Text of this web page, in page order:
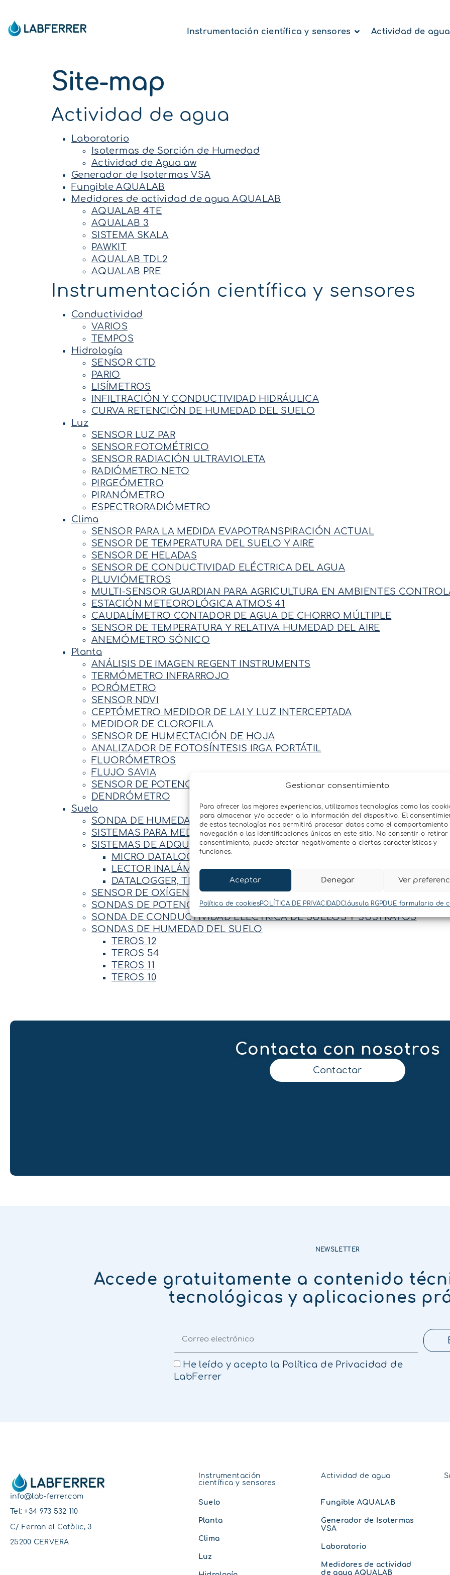
Gestionar consentimiento
Para ofrecer las mejores experiencias, utilizamos tecnologías como las
para almacenar y/o acceder a la información del dispositivo. El
de estas tecnologías nos permitirá procesar datos como el comportamiento
navegación o las identificaciones únicas en este sitio. No consentir o retirar
consentimiento, puede afectar negativamente a ciertas características y
funciones.
Aceptar Denegar Ver
Política de cookiesPOLÍTICA DE PRIVACIDADCláusula RGPDUE formulario de
Instrumentación científica y sensores Actividad de agua
Site-map
Actividad de agua
Laboratorio
Isotermas de Sorción de Humedad
Actividad de Agua aw
Generador de Isotermas VSA
Fungible AQUALAB
Medidores de actividad de agua AQUALAB
AQUALAB 4TE
AQUALAB 3
SISTEMA SKALA
PAWKIT
AQUALAB TDL2
AQUALAB PRE
Instrumentación científica y sensores
Conductividad
VARIOS
TEMPOS
Hidrología
SENSOR CTD
PARIO
LISÍMETROS
INFILTRACIÓN Y CONDUCTIVIDAD HIDRÁULICA
CURVA RETENCIÓN DE HUMEDAD DEL SUELO
Luz
SENSOR LUZ PAR
SENSOR FOTOMÉTRICO
SENSOR RADIACIÓN ULTRAVIOLETA
RADIÓMETRO NETO
PIRGEÓMETRO
PIRANÓMETRO
ESPECTRORADIÓMETRO
Clima
SENSOR PARA LA MEDIDA EVAPOTRANSPIRACIÓN ACTUAL
SENSOR DE TEMPERATURA DEL SUELO Y AIRE
SENSOR DE HELADAS
SENSOR DE CONDUCTIVIDAD ELÉCTRICA DEL AGUA
PLUVIÓMETROS
MULTI-SENSOR GUARDIAN PARA AGRICULTURA EN AMBIENTES
ESTACIÓN METEOROLÓGICA ATMOS 41
CAUDALÍMETRO CONTADOR DE AGUA DE CHORRO MÚLTIPLE
SENSOR DE TEMPERATURA Y RELATIVA HUMEDAD DEL AIRE
ANEMÓMETRO SÓNICO
Planta
ANÁLISIS DE IMAGEN REGENT INSTRUMENTS
TERMÓMETRO INFRARROJO
PORÓMETRO
SENSOR NDVI
CEPTÓMETRO MEDIDOR DE LAI Y LUZ INTERCEPTADA
MEDIDOR DE CLOROFILA
SENSOR DE HUMECTACIÓN DE HOJA
ANALIZADOR DE FOTOSÍNTESIS IRGA PORTÁTIL
FLUORÓMETROS
FLUJO SAVIA
SENSOR DE POTENCIAL HÍDRICO DE TRONCO FLORAPULSE
DENDRÓMETRO
Suelo
SONDA DE HUMEDAD Y DE CONDUCTIVIDAD ELÉCTRICA DE LA
SISTEMAS PARA MEDIR LA RESPIRACIÓN DEL SUELO
SISTEMAS DE ADQUISICIÓN DE DATOS PARA SENSORES
MICRO DATALOGGER INALÁMBRICO MICROCACHE
LECTOR INALÁMBRICO BLUETOOTH ZSC
DATALOGGER, TELEMETRÍA Y SOFTWARE PARA SENSORES
SENSOR DE OXÍGENO DEL SUELO
SONDAS DE POTENCIAL HÍDRICO DEL SUELO
SONDA DE CONDUCTIVIDAD ELÉCTRICA DE SUELOS Y SUSTRATOS
SONDAS DE HUMEDAD DEL SUELO
TEROS 12
TEROS 54
TEROS 11
TEROS 10
Contacta con nosotros
Contactar
NEWSLETTER
Accede gratuitamente a contenido
tecnológicas y aplicaciones
He leído y acepto la Política de Privacidad de
LabFerrer
info@lab-ferrer.com
Tel:+34 973 532 110
C/ Ferran el Catòlic, 3
25200 CERVERA
Instrumentación
científica y sensores
Suelo
Planta
Clima
Luz
Actividad de agua
Fungible AQUALAB
Generador de Isotermas
VSA
Laboratorio
Medidores de actividad
de agua AQUALAB